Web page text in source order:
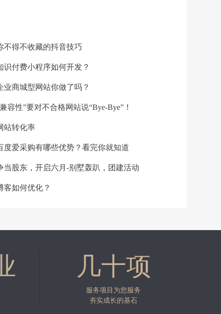
不得不收藏的抖音技巧
识付费小程序如何开发？
业商城型网站你做了吗？
容性”要对不合格网站说“Bye-Bye”！
站转化率
度爱采购有哪些优势？看完你就知道
当股东，开启六月-别墅轰趴，团建活动
客如何优化？
几十项
服务项目为您服务
夯实成长的基石